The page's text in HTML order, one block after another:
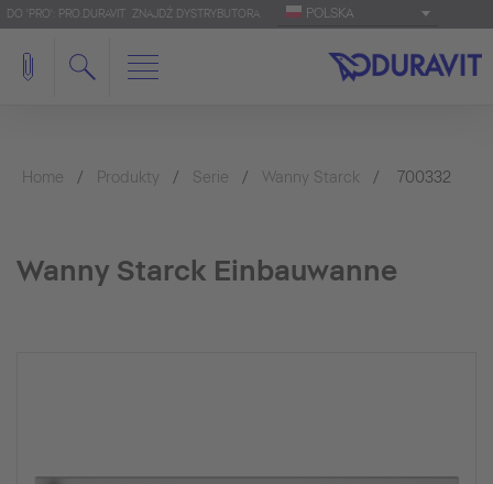
DO 'PRO': PRO.DURAVIT ZNAJDŹ DYSTRYBUTORA POLSKA
Home Produkty Serie Wanny Starck 700332
Wanny Starck Einbauwanne